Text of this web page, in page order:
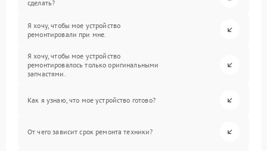
сделать?
Я хочу, чтобы мое устройство
ремонтировали при мне.
Я хочу, чтобы мое устройство
ремонтировалось только оригинальными
запчастями.
Как я узнаю, что мое устройство готово?
От чего зависит срок ремонта техники?